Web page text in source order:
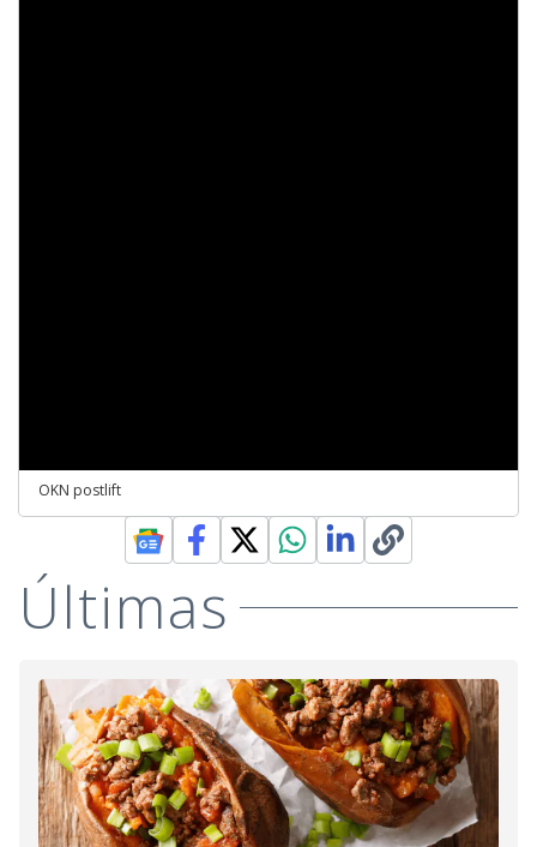
OKN postlift
Últimas